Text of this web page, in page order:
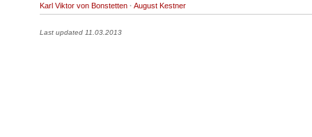
Karl Viktor von Bonstetten · August Kestner
Last updated 11.03.2013